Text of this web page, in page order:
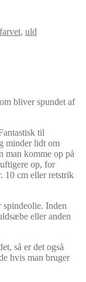
, uld
bliver spundet af
til
minder lidt om
man komme op på
op, for
10 cm eller retstrik
spindeolie. Inden
eller anden
så er det også
hvis man bruger